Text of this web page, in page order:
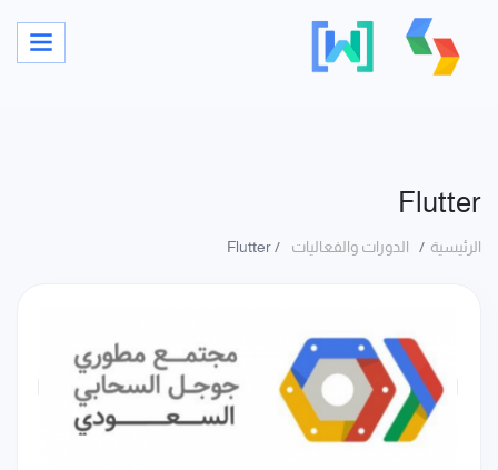
Flutter
الرئيسية الدورات والفعاليات